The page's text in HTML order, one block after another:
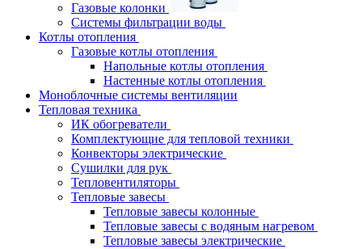
Газовые колонки
Системы фильтрации воды
Котлы отопления
Газовые котлы отопления
Напольные котлы отопления
Настенные котлы отопления
Моноблочные системы вентиляции
Тепловая техника
ИК обогреватели
Комплектующие для тепловой техники
Конвекторы электрические
Сушилки для рук
Тепловентиляторы
Тепловые завесы
Тепловые завесы колонные
Тепловые завесы с водяным нагревом
Тепловые завесы электрические